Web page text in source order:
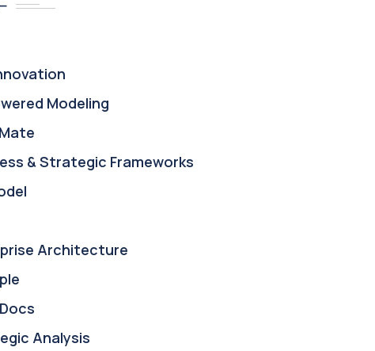
Modeling
& Strategic Frameworks
Architecture
Analysis